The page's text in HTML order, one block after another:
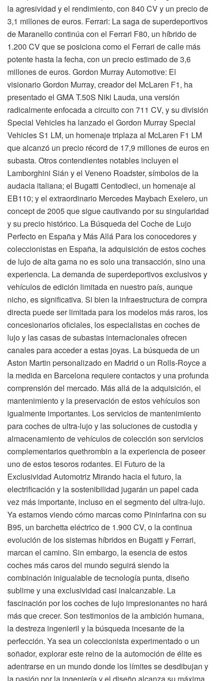
la agresividad y el rendimiento, con 840 CV y un precio de
3,1 millones de euros. Ferrari: La saga de superdeportivos
de Maranello continúa con el Ferrari F80, un híbrido de
1.200 CV que se posiciona como el Ferrari de calle más
potente hasta la fecha, con un precio estimado de 3,6
millones de euros. Gordon Murray Automotive: El
visionario Gordon Murray, creador del McLaren F1, ha
presentado el GMA T.50S Niki Lauda, una versión
radicalmente enfocada a circuito con 711 CV, y su división
Special Vehicles ha lanzado el Gordon Murray Special
Vehicles S1 LM, un homenaje triplaza al McLaren F1 LM
que alcanzó un precio récord de 17,9 millones de euros en
subasta. Otros contendientes notables incluyen el
Lamborghini Sián y el Veneno Roadster, símbolos de la
audacia italiana; el Bugatti Centodieci, un homenaje al
EB110; y el extraordinario Mercedes Maybach Exelero, un
concept de 2005 que sigue cautivando por su singularidad
y su precio histórico. La Búsqueda del Coche de Lujo
Perfecto en España y Más Allá Para los conocedores y
coleccionistas en España, la adquisición de estos coches
de lujo de alta gama no es solo una transacción, sino una
experiencia. La demanda de superdeportivos exclusivos y
vehículos de edición limitada en nuestro país, aunque
nicho, es significativa. Si bien la infraestructura de compra
directa puede ser limitada para los modelos más raros, los
concesionarios oficiales, los especialistas en coches de
lujo y las casas de subastas internacionales ofrecen
canales para acceder a estas joyas. La búsqueda de un
Aston Martin personalizado en Madrid o un Rolls-Royce a
la medida en Barcelona requiere contactos y una profunda
comprensión del mercado. Más allá de la adquisición, el
mantenimiento y la preservación de estos vehículos son
igualmente importantes. Los servicios de mantenimiento
para coches de ultra-lujo y las soluciones de custodia y
almacenamiento de vehículos de colección son servicios
complementarios quethrombin a la experiencia de poseer
uno de estos tesoros rodantes. El Futuro de la
Exclusividad Automotriz Mirando hacia el futuro, la
electrificación y la sostenibilidad jugarán un papel cada
vez más importante, incluso en el segmento del ultra-lujo.
Ya estamos viendo cómo marcas como Pininfarina con su
B95, un barchetta eléctrico de 1.900 CV, o la continua
evolución de los sistemas híbridos en Bugatti y Ferrari,
marcan el camino. Sin embargo, la esencia de estos
coches más caros del mundo seguirá siendo la
combinación inigualable de tecnología punta, diseño
sublime y una exclusividad casi inalcanzable. La
fascinación por los coches de lujo impresionantes no hará
más que crecer. Son testimonios de la ambición humana,
la destreza ingenieril y la búsqueda incesante de la
perfección. Ya sea un coleccionista experimentado o un
soñador, explorar este reino de la automoción de élite es
adentrarse en un mundo donde los límites se desdibujan y